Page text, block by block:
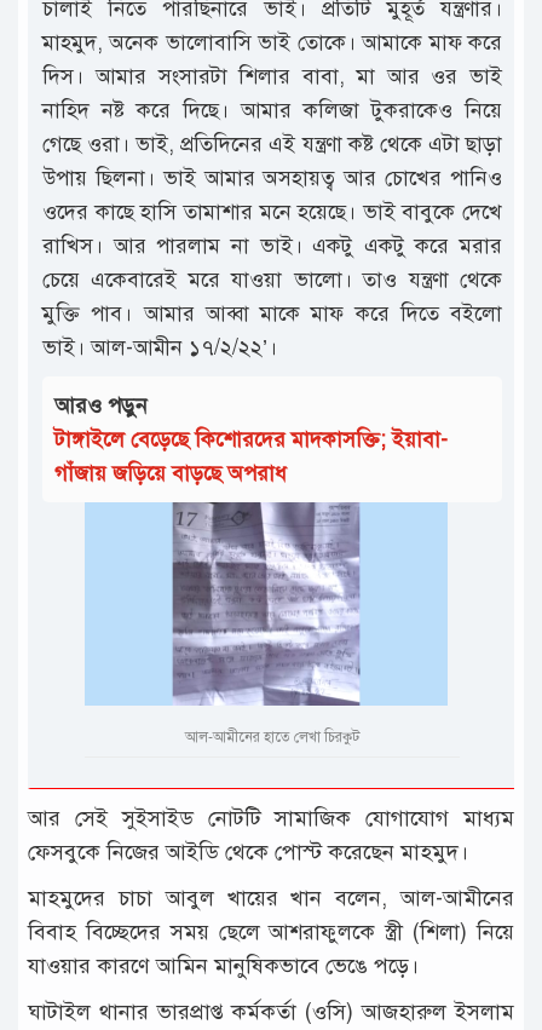
চালাই নিতে পারছিনারে ভাই। প্রতিটি মুহূর্ত যন্ত্রণার।
মাহমুদ, অনেক ভালোবাসি ভাই তোকে। আমাকে মাফ করে
দিস। আমার সংসারটা শিলার বাবা, মা আর ওর ভাই
নাহিদ নষ্ট করে দিছে। আমার কলিজা টুকরাকেও নিয়ে
গেছে ওরা। ভাই, প্রতিদিনের এই যন্ত্রণা কষ্ট থেকে এটা ছাড়া
উপায় ছিলনা। ভাই আমার অসহায়ত্ব আর চোখের পানিও
ওদের কাছে হাসি তামাশার মনে হয়েছে। ভাই বাবুকে দেখে
রাখিস। আর পারলাম না ভাই। একটু একটু করে মরার
চেয়ে একেবারেই মরে যাওয়া ভালো। তাও যন্ত্রণা থেকে
মুক্তি পাব। আমার আব্বা মাকে মাফ করে দিতে বইলো
ভাই। আল-আমীন ১৭/২/২২’।
আরও পড়ুন
টাঙ্গাইলে বেড়েছে কিশোরদের মাদকাসক্তি; ইয়াবা-
গাঁজায় জড়িয়ে বাড়ছে অপরাধ
আল-আমীনের হাতে লেখা চিরকুট
আর সেই সুইসাইড নোটটি সামাজিক যোগাযোগ মাধ্যম
ফেসবুকে নিজের আইডি থেকে পোস্ট করেছেন মাহমুদ।
মাহমুদের চাচা আবুল খায়ের খান বলেন, আল-আমীনের
বিবাহ বিচ্ছেদের সময় ছেলে আশরাফুলকে স্ত্রী (শিলা) নিয়ে
যাওয়ার কারণে আমিন মানুষিকভাবে ভেঙে পড়ে।
ঘাটাইল থানার ভারপ্রাপ্ত কর্মকর্তা (ওসি) আজহারুল ইসলাম